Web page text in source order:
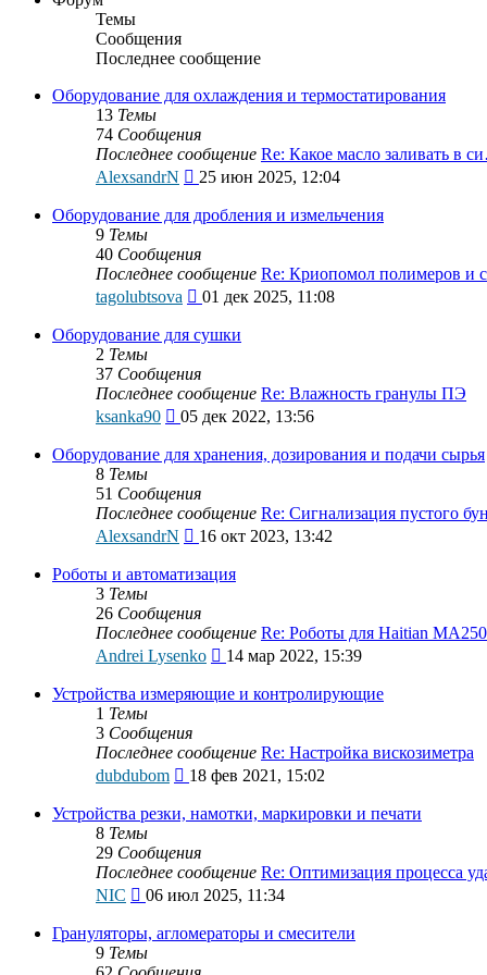
Темы
Сообщения
Последнее сообщение
Оборудование для охлаждения и термостатирования
13 Темы
74 Сообщения
Последнее сообщение Re: Какое масло заливать в
AlexsandrN
Перейти
последнему
25 июн 2025, 12:04
Оборудование для дробления и измельчения
9 Темы
40 Сообщения
Последнее сообщение Re: Криопомол полимеров и
tagolubtsova
Перейти
последнему
01 дек 2025, 11:08
Оборудование для сушки
2 Темы
37 Сообщения
Последнее сообщение Re: Влажность гранулы ПЭ
ksanka90
Перейти
последнему
05 дек 2022, 13:56
Оборудование для хранения, дозирования и подачи сырья
8 Темы
51 Сообщения
Последнее сообщение Re: Сигнализация пустого
AlexsandrN
Перейти
последнему
16 окт 2023, 13:42
Роботы и автоматизация
3 Темы
26 Сообщения
Последнее сообщение Re: Роботы для Нaitian
Andrei Lysenko
Перейти
последнему
14 мар 2022, 15:39
Устройства измеряющие и контролирующие
1 Темы
3 Сообщения
Последнее сообщение Re: Настройка вискозиметра
dubdubom
Перейти
последнему
18 фев 2021, 15:02
Устройства резки, намотки, маркировки и печати
8 Темы
29 Сообщения
Последнее сообщение Re: Оптимизация процесса
NIC
Перейти
последнему
сообщению
06 июл 2025, 11:34
Грануляторы, агломераторы и смесители
9 Темы